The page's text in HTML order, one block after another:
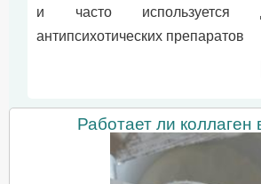
и часто используется
антипсихотических препаратов
Работает ли коллаген